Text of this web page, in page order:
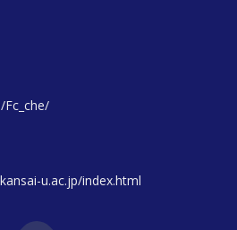
u.ac.jp/index.html